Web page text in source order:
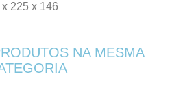
225 x 146
NA MESMA